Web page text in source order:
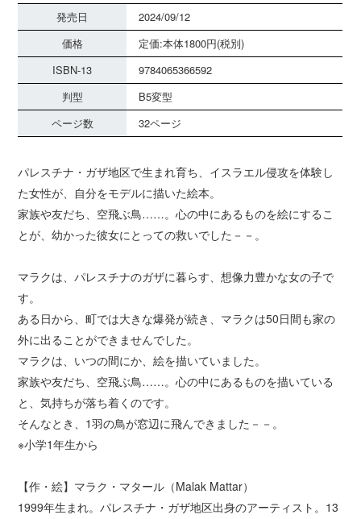
発売日
2024/09/12
価格
定価:本体1800円(税別)
ISBN-13
9784065366592
判型
B5変型
ページ数
32ページ
パレスチナ・ガザ地区で生まれ育ち、イスラエル侵攻を体験し
た女性が、自分をモデルに描いた絵本。
家族や友だち、空飛ぶ鳥……。心の中にあるものを絵にするこ
とが、幼かった彼女にとっての救いでした－－。
マラクは、パレスチナのガザに暮らす、想像力豊かな女の子で
す。
ある日から、町では大きな爆発が続き、マラクは50日間も家の
外に出ることができませんでした。
マラクは、いつの間にか、絵を描いていました。
家族や友だち、空飛ぶ鳥……。心の中にあるものを描いている
と、気持ちが落ち着くのです。
そんなとき、1羽の鳥が窓辺に飛んできました－－。
※小学1年生から
【作・絵】マラク・マタール（Malak Mattar）
1999年生まれ。パレスチナ・ガザ地区出身のアーティスト。13